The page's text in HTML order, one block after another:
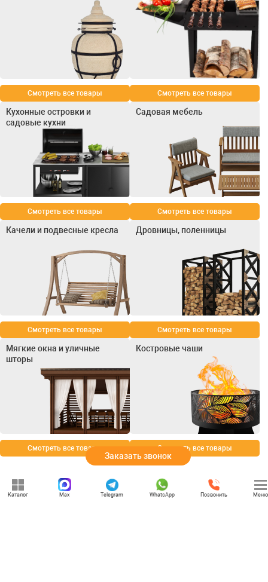
Смотреть все товары Смотреть все товары
Кухонные островки и
садовые кухни
Смотреть все товары
Садовая мебель
Смотреть все товары
Качели и подвесные кресла
Смотреть все товары
Дровницы, поленницы
Смотреть все товары
Мягкие окна и уличные
шторы
Смотреть все товары
Костровые чаши
Смотреть все товары
+7 (969) 777-85-85
Заказать звонок
Каталог Max Telegram WhatsApp Позвонить Меню